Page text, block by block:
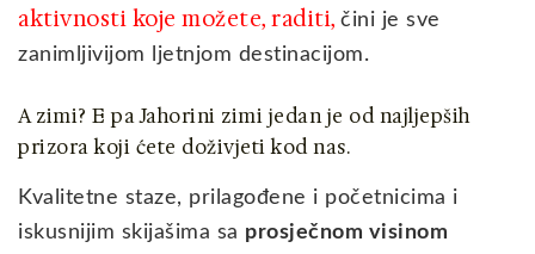
aktivnosti koje možete, raditi, čini je sve
zanimljivijom ljetnjom destinacijom.
A zimi? E pa Jahorini zimi jedan je od najljepših
prizora koji ćete doživjeti kod nas.
Kvalitetne staze, prilagođene i početnicima i
iskusnijim skijašima sa prosječnom visinom